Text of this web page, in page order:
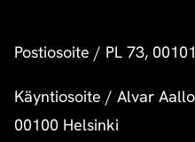
Postiosoite / PL 73,
Käyntiosoite / Alvar
00100 Helsinki